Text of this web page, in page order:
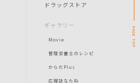
ドラッグストア
ギャラリー
Movie
管理栄養士のレシピ
からだPlus
広報誌なたね
PAGE
TOP